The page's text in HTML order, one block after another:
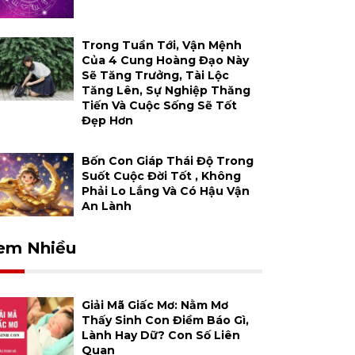
Trong Tuần Tới, Vận Mệnh
Của 4 Cung Hoàng Đạo Này
Sẽ Tăng Trưởng, Tài Lộc
Tăng Lên, Sự Nghiệp Thăng
Tiến Và Cuộc Sống Sẽ Tốt
Đẹp Hơn
Bốn Con Giáp Thái Độ Trong
Suốt Cuộc Đời Tốt , Không
Phải Lo Lắng Và Có Hậu Vận
An Lành
Nhiều
Giải Mã Giấc Mơ: Nằm Mơ
Thấy Sinh Con Điềm Báo Gì,
Lành Hay Dữ? Con Số Liên
Quan